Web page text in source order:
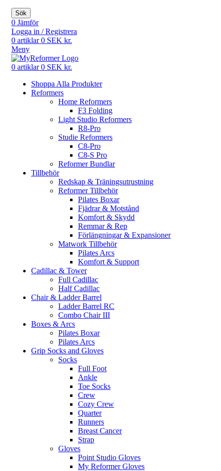
Sök
0 Jämför
Logga in / Registrera
0 artiklar0 SEK kr.
Meny
0 artiklar0 SEK kr.
Shoppa Alla Produkter
Reformers
Home Reformers
F3 Folding
Light Studio Reformers
R8-Pro
Studie Reformers
C8-Pro
C8-S Pro
Reformer Bundlar
Tillbehör
Redskap & Träningsutrustning
Reformer Tillbehör
Pilates Boxar
Fjädrar & Motstånd
Komfort & Skydd
Remmar & Rep
Förlängningar & Expansioner
Matwork Tillbehör
Pilates Arcs
Komfort & Support
Cadillac & Tower
Full Cadillac
Half Cadillac
Chair & Ladder Barrel
Ladder Barrel RC
Combo Chair III
Boxes & Arcs
Pilates Boxar
Pilates Arcs
Grip Socks and Gloves
Socks
Full Foot
Ankle
Toe Socks
Crew
Cozy Crew
Quarter
Runners
Breast Cancer
Strap
Gloves
Point Studio Gloves
My Reformer Gloves